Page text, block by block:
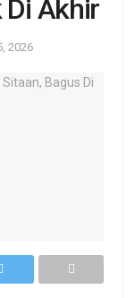
Di Akhir
2026